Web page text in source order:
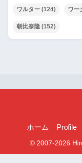
ワルター (124) ワー
朝比奈隆 (152)
ホーム Profile